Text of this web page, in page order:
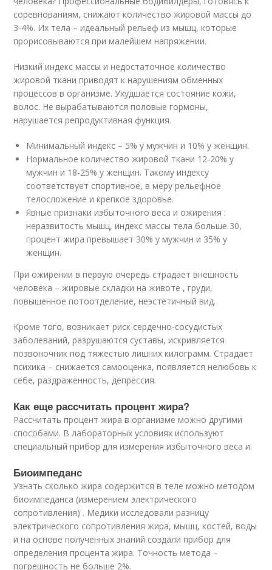
соревнованиям, снижают количество жировой массы до
3-4%. Их тела – идеальный рельеф из мышц, которые
прорисовываются при малейшем напряжении.
Низкий индекс массы и недостаточное количество
жировой ткани приводят к нарушениям обменных
процессов в организме. Ухудшается состояние кожи,
волос. Не вырабатываются половые гормоны,
нарушается репродуктивная функция.
Минимальный индекс – 5% у мужчин и 10% у женщин.
Нормальное количество жировой ткани 12-20% у
мужчин и 18-25% у женщин. Такому индексу
соответствует спортивное, в меру рельефное
телосложение и крепкое здоровье.
Явные признаки избыточного веса и ожирения :
неразвитость мышц, индекс массы тела больше 30,
процент жира превышает 30% у мужчин и 35% у
женщин.
При ожирении в первую очередь страдает внешность
человека – жировые складки на животе , груди,
повышенное потоотделение, неэстетичный вид.
Кроме того, возникает риск сердечно-сосудистых
заболеваний, разрушаются суставы, искривляется
позвоночник под тяжестью лишних килограмм. Страдает
психика – снижается самооценка, появляется нелюбовь к
себе, раздраженность, депрессия.
Как еще рассчитать процент жира?
Рассчитать процент жира в организме можно другими
способами. В лабораторных условиях используют
специальный прибор для измерения избыточного веса и.
Биоимпеданс
Узнать сколько жира содержится в теле можно методом
биоимпеданса (измерением электрического
сопротивления) . Медики исследовали разницу
электрического сопротивления жира, мышц, костей, воды
и на основе полученных знаний создали прибор для
определения процента жира. Точность метода –
погрешность не больше 2%.